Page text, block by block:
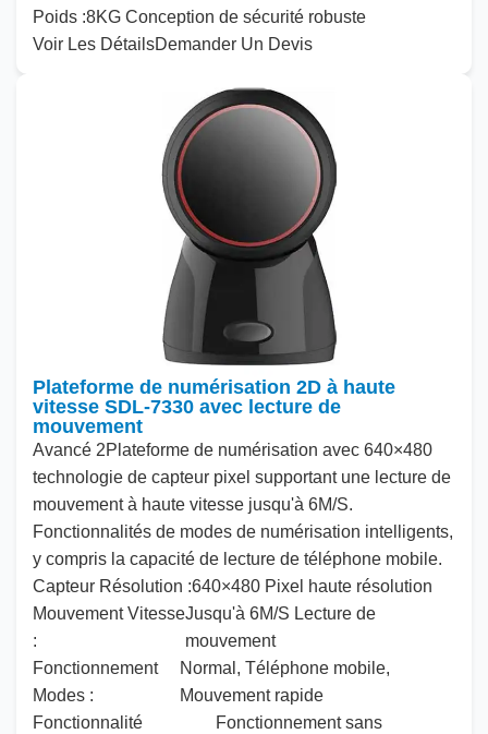
Poids :8KG Conception de sécurité robuste
Voir Les DétailsDemander Un Devis
Plateforme de numérisation 2D à haute
vitesse SDL-7330 avec lecture de
mouvement
Avancé 2Plateforme de numérisation avec 640×480
technologie de capteur pixel supportant une lecture de
mouvement à haute vitesse jusqu'à 6M/S.
Fonctionnalités de modes de numérisation intelligents,
y compris la capacité de lecture de téléphone mobile.
Capteur Résolution :640×480 Pixel haute résolution
MouvementVitesse
:
Jusqu'à6M/S Lecture de
mouvement
Fonctionnement
Modes :
Normal, Téléphone mobile,
Mouvement rapide
Fonctionnalité
Fonctionnement sans